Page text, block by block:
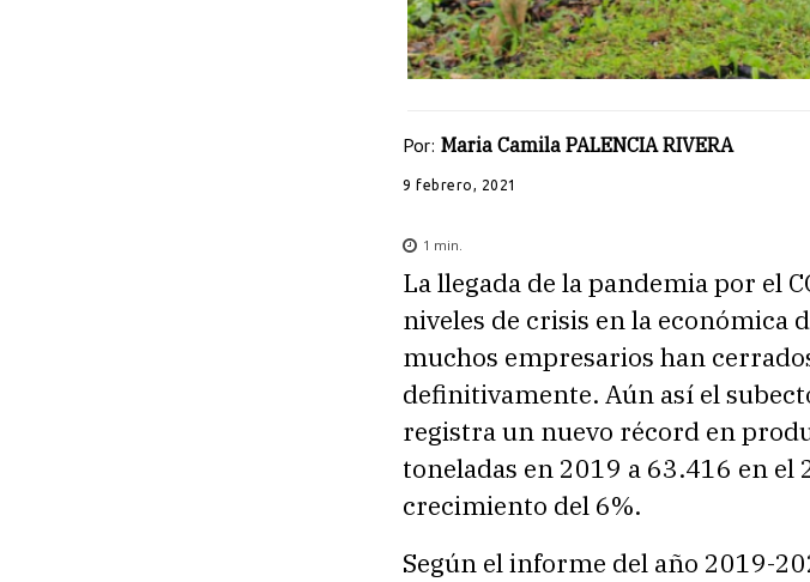
Por: Maria Camila PALENCIA RIVERA
9 febrero, 2021
1 min.
La llegada de la pandemia por el
niveles de crisis en la económica
muchos empresarios han
definitivamente. Aún así el
registra un nuevo récord en
toneladas en 2019 a 63.416 en
crecimiento del 6%.
Según el informe del año 2019-